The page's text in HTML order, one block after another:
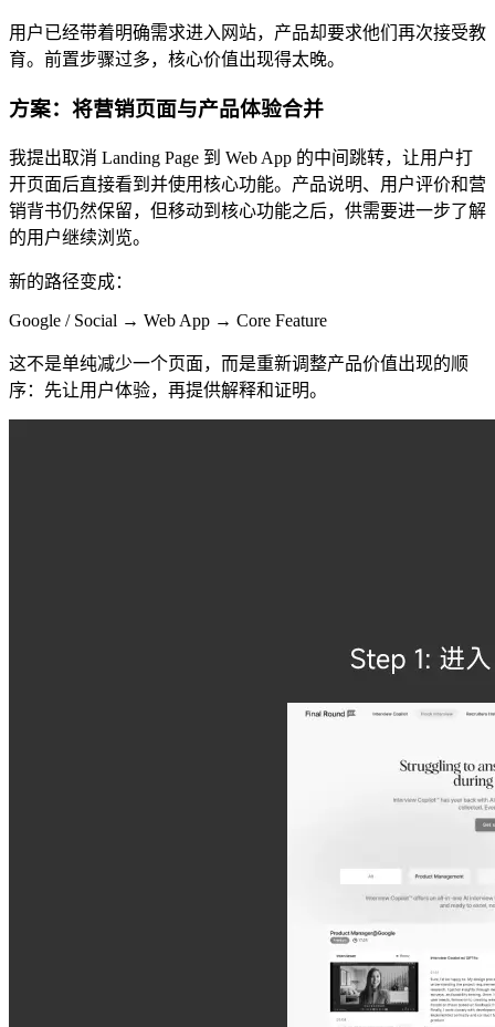
用户已经带着明确需求进入网站，产品却要求他们再次接受教
育。前置步骤过多，核心价值出现得太晚。
方案：将营销页面与产品体验合并
我提出取消 Landing Page 到 Web App 的中间跳转，让用户打
开页面后直接看到并使用核心功能。产品说明、用户评价和营
销背书仍然保留，但移动到核心功能之后，供需要进一步了解
的用户继续浏览。
新的路径变成：
Google / Social → Web App → Core Feature
这不是单纯减少一个页面，而是重新调整产品价值出现的顺
序：先让用户体验，再提供解释和证明。